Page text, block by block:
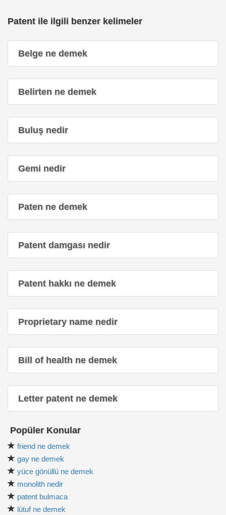
Patent ile ilgili benzer kelimeler
Belge ne demek
Belirten ne demek
Buluş nedir
Gemi nedir
Paten ne demek
Patent damgası nedir
Patent hakkı ne demek
Proprietary name nedir
Bill of health ne demek
Letter patent ne demek
Popüler Konular
friend ne demek
gay ne demek
yüce gönüllü ne demek
monolith nedir
patent bulmaca
lütuf ne demek